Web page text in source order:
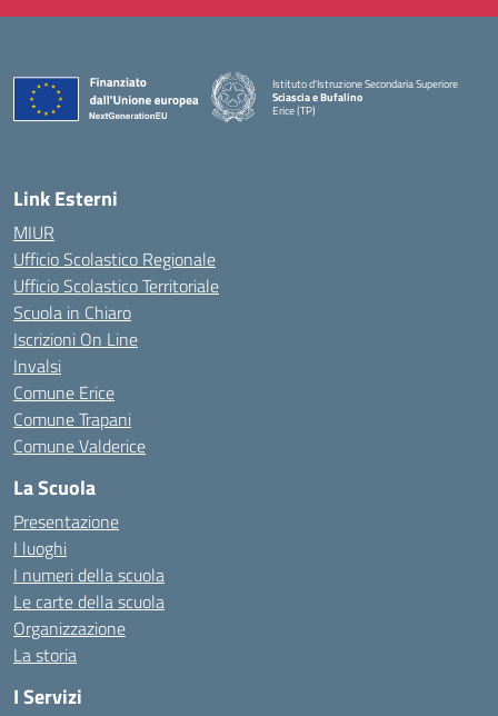
Istituto d'Istruzione Secondaria Superiore
Sciascia e Bufalino
Erice (TP)
Link Esterni
MIUR
Ufficio Scolastico Regionale
Ufficio Scolastico Territoriale
Scuola in Chiaro
Iscrizioni On Line
Invalsi
Comune Erice
Comune Trapani
Comune Valderice
La Scuola
Presentazione
I luoghi
I numeri della scuola
Le carte della scuola
Organizzazione
La storia
I Servizi